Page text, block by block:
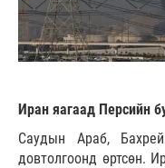
Иран яагаад Персийн
Саудын Араб,
довтолгоонд өртсөн.